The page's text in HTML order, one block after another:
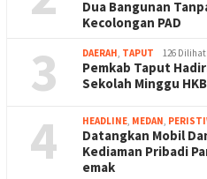
Dua Bangunan
Kecolongan PAD
3 DAERAH, TAPUT 126 Dilihat
Pemkab Taput
Sekolah Minggu
4 HEADLINE, MEDAN,
Datangkan Mobil
Kediaman Pribadi
emak